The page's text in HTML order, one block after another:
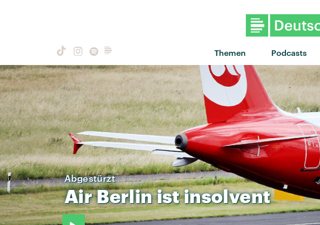
Themen Podcasts
Abgestürzt
AirBerlinistinsolvent